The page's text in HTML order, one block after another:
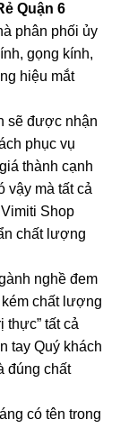
Quận 6
phân phối ủy
gọng kính,
hiệu mắt
sẽ được nhận
phục vụ
thành cạnh
vậy mà tất cả
Shop
chất lượng
nghề đem
kém chất lượng
thực” tất cả
tay Quý khách
đúng chất
có tên trong